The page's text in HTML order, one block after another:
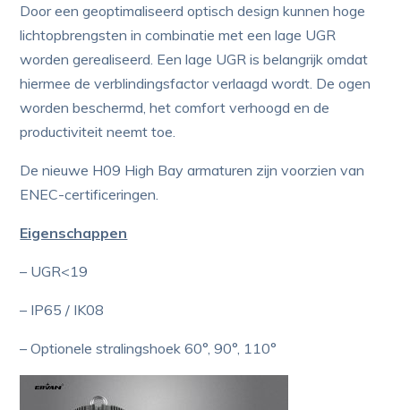
Door een geoptimaliseerd optisch design kunnen hoge
lichtopbrengsten in combinatie met een lage UGR
worden gerealiseerd. Een lage UGR is belangrijk omdat
hiermee de verblindingsfactor verlaagd wordt. De ogen
worden beschermd, het comfort verhoogd en de
productiviteit neemt toe.
De nieuwe H09 High Bay armaturen zijn voorzien van
ENEC-certificeringen.
Eigenschappen
– UGR<19
– IP65 / IK08
– Optionele stralingshoek 60°, 90°, 110°